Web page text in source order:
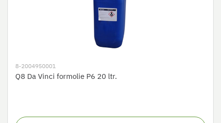
8-2004950001
Q8 Da Vinci formolie P6 20 ltr.